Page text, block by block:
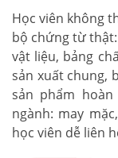
Học viên không
bộ chứng từ
vật liệu, bảng
sản xuất chung,
sản phẩm
ngành: may
học viên dễ liên